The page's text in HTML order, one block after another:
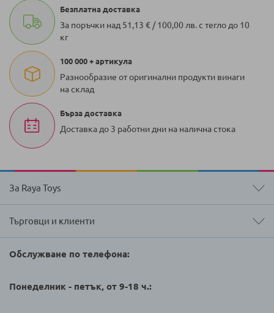
Безплатна доставка
За поръчки над 51,13 € / 100,00 лв. с тегло до 10
кг
100 000 + артикула
Разнообразие от оригинални продукти винаги
на склад
Бърза доставка
Доставка до 3 работни дни на налична стока
За Raya Toys
Търговци и клиенти
Обслужване по телефона:
Понеделник - петък, от 9-18 ч.: